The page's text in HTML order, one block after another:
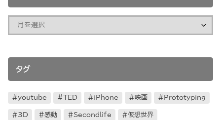
タグ
youtube TED iPhone 映画 Prototyping
3D 感動 Secondlife 仮想世界